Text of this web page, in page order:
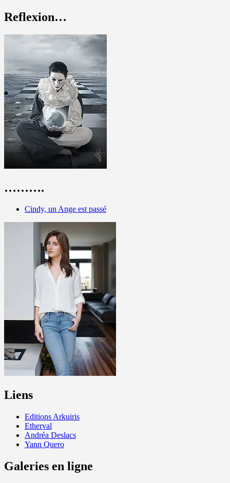
Reflexion…
……….
Cindy, un Ange est passé
Liens
Editions Arkuiris
Etherval
Andréa Deslacs
Yann Quero
Galeries en ligne